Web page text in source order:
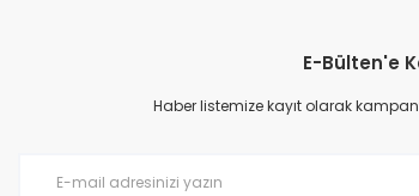
Ürün resmi kalitesiz, bozuk veya görüntülenemiyor.
Ürün açıklamasında eksik bilgiler bulunuyor.
E-Bülten'e
Haber listemize kayıt olarak